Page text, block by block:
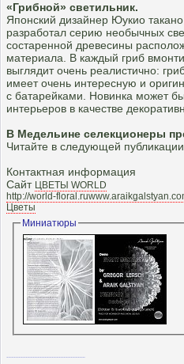
«Грибной» светильник.
Японский дизайнер Юукио
разработал серию необычных
состаренной древесины
материала. В каждый гриб
выглядит очень реалистично:
имеет очень интересную и
с батарейками. Новинка может
интерьеров в качестве
В Медельине селекционеры
Читайте в следующей
Контактная информация
Сайт ЦВЕТЫ WORLD
http://world-
Цветы
Миниатюры